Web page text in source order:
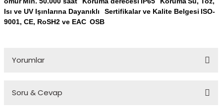
Isı ve UV Işınlarına Dayanıklı
Sertifikalar ve Kalite Belgesi ISO-
9001, CE, RoSH2 ve EAC OSB
Yorumlar
Soru & Cevap